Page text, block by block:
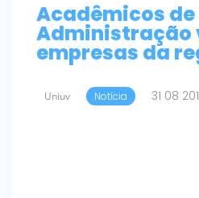
Acadêmicos de
Administração
empresas da
Uniuv Notícia 31 08